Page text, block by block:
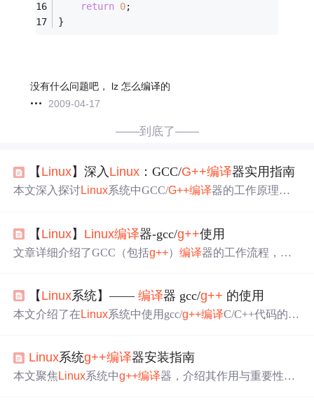
return 0;
}
没有什么问题吧， lz 怎么编译的
2009-04-17
——到底了——
【 Linux】深入 Linux ：GCC/G++编译器实用指南
本文深入探讨Linux系统中GCC/G++编译器的工作原理与
与静态库）及其链接方式，分析了静态链接存在的空间浪
费问题，以及生成静态链接可执行文件的方法。
【 Linux】 Linux编译器-gcc/g++使用
文章详细介绍了GCC（包括g++）编译器的工作流程，从
了gcc/ g++的常用选项及其作用。
【 Linux系统】——编译器 gcc/g++ 的使用
本文介绍了在 Linux系统中使用gcc/g++编译C/C++代码的方
探讨了条件编译的应用场景，以及编译
汇编语言的原因。
Linux系统g++编译器安装指南
本文聚焦 Linux系统中g++编译器，介绍其作用与重要性，